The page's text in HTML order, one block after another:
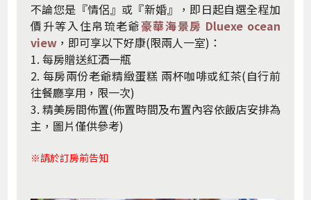
不論您是『情侶』或『新婚』，即日起自選全程加
價升等入住帛琉老爺豪華海景房 Dluexe ocean
view ，即可享以下好康(限兩人一室)：
1. 每房贈送紅酒一瓶
2. 每房兩份老爺精緻蛋糕 兩杯咖啡或紅茶(自行前
往餐廳享用，限一次)
3. 精美房間佈置(佈置時間及布置內容依飯店安排為
主，圖片僅供參考)
※請於訂房前告知